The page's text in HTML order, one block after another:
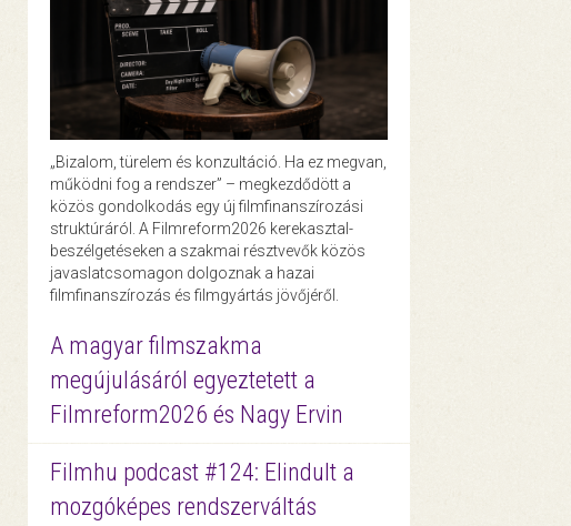
„Bizalom, türelem és konzultáció. Ha ez megvan,
működni fog a rendszer” – megkezdődött a
közös gondolkodás egy új filmfinanszírozási
struktúráról. A Filmreform2026 kerekasztal-
beszélgetéseken a szakmai résztvevők közös
javaslatcsomagon dolgoznak a hazai
filmfinanszírozás és filmgyártás jövőjéről.
A magyar filmszakma
megújulásáról egyeztetett a
Filmreform2026 és Nagy Ervin
Filmhu podcast #124: Elindult a
mozgóképes rendszerváltás